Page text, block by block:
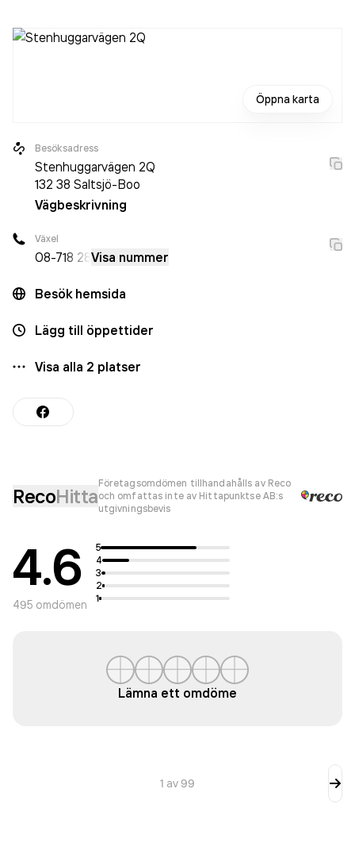
Öppna karta
Besöksadress
Stenhuggarvägen 2Q
132 38 Saltsjö-Boo
Vägbeskrivning
Växel
08-718 28Visa nummer
Besök hemsida
Lägg till öppettider
Visa alla 2 platser
RecoHitta
Företagsomdömen tillhandahålls av Reco
och omfattas inte av Hittapunktse AB:s
utgivningsbevis
4.6
495 omdömen
5
4
3
2
1
Lämna ett omdöme
1 av99